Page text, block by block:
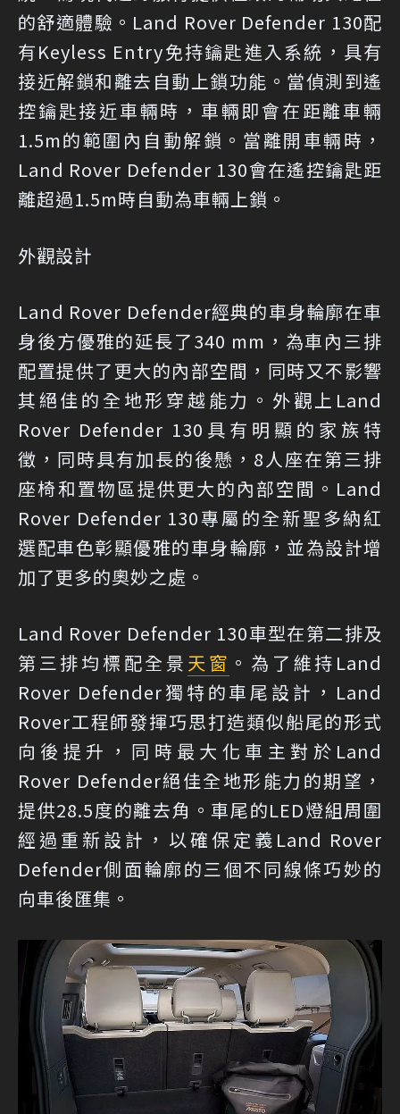
的舒適體驗。Land Rover Defender 130配
有Keyless Entry免持鑰匙進入系統，具有
接近解鎖和離去自動上鎖功能。當偵測到遙
控鑰匙接近車輛時，車輛即會在距離車輛
1.5m的範圍內自動解鎖。當離開車輛時，
Land Rover Defender 130會在遙控鑰匙距
離超過1.5m時自動為車輛上鎖。
外觀設計
Land Rover Defender經典的車身輪廓在車
身後方優雅的延長了340 mm，為車內三排
配置提供了更大的內部空間，同時又不影響
其絕佳的全地形穿越能力。外觀上Land
Rover Defender 130具有明顯的家族特
徵，同時具有加長的後懸，8人座在第三排
座椅和置物區提供更大的內部空間。Land
Rover Defender 130專屬的全新聖多納紅
選配車色彰顯優雅的車身輪廓，並為設計增
加了更多的奧妙之處。
Land Rover Defender 130車型在第二排及
第三排均標配全景 天窗 。為了維持Land
Rover Defender獨特的車尾設計，Land
Rover工程師發揮巧思打造類似船尾的形式
向後提升，同時最大化車主對於Land
Rover Defender絕佳全地形能力的期望，
提供28.5度的離去角。車尾的LED燈組周圍
經過重新設計，以確保定義Land Rover
Defender側面輪廓的三個不同線條巧妙的
向車後匯集。